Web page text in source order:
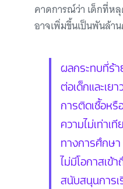
คาดการณ์ว่า เด็กที่ห
อาจเพิ่มขึ้นเป็นพันล้า
ผลกระทบที่ร้า
ต่อเด็กและเย
การติดเชื้อหรื
ความไม่เท่าเ
ทางการศึกษา
ไม่มีโอกาสเข้
สนับสนุนการเ